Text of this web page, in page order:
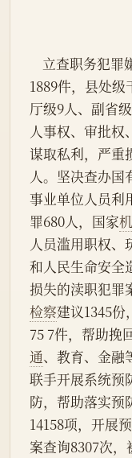
1889件，县处级
厅级9人、副省
人事权、审批权、
谋取私利，严重
人。坚决查办国
事业单位人员利
罪680人，国家
人员滥用职权、
和人民生命安全
损失的渎职犯罪
检察建议1345份
75 7件，帮助挽
通、教育、金融
联手开展系统预
防，帮助落实预
14158项，开展
案查询8307次，